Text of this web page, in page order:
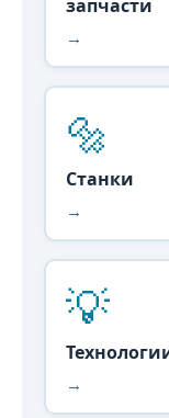
запчасти
→
🔩
Станки
→
💡
→